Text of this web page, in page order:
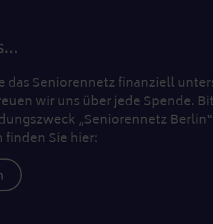
das Seniorennetz finanziell
wir uns über jede Spende.
„Seniorennetz
finden Sie hier: